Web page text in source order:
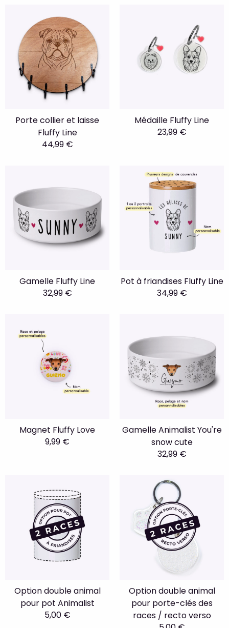
Porte collier et laisse
Fluffy Line
44,99 €
Médaille Fluffy Line
23,99 €
Gamelle Fluffy Line
32,99 €
Pot à friandises Fluffy Line
34,99 €
Magnet Fluffy Love
9,99 €
Gamelle Animalist You're
snow cute
32,99 €
Option double animal
pour pot Animalist
5,00 €
Option double animal
pour porte-clés des
races / recto verso